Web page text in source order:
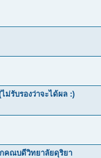
ม่รับรองว่าจะได้ผล :)
คณบดีวิทยาลัยดุริยา